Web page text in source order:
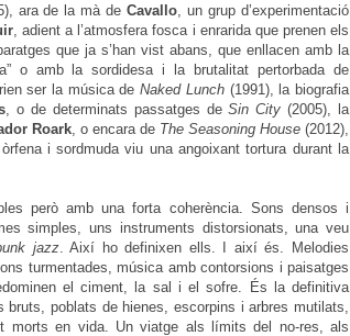
ara de la mà deCavallo , un grup d’experimentació
, adient a l’atmosfera fosca i enrarida que prenen els
que ja s’han vist abans, que enllacen amb la
o amb la sordidesa i la brutalitat pertorbada de
ser la música deNaked Lunch(1991), la biografia
, o de determinats passatges deSin City (2005), la
Roark , o encara de The Seasoning House (2012),
i sordmuda viu una angoixant tortura durant la
però amb una forta coherència. Sons densos i
simples, uns instruments distorsionats, una veu
jazz. Així ho definixen ells. I així és. Melodies
turmentades, música amb contorsions i paisatges
el ciment, la sal i el sofre. És la definitiva
bruts, poblats de hienes, escorpins i arbres mutilats,
morts en vida. Un viatge als límits del no-res, als